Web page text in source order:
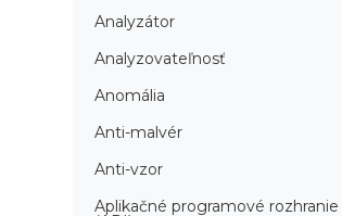
Analyzátor
Analyzovateľnosť
Anomália
Anti-malvér
Anti-vzor
Aplikačné programové rozhranie